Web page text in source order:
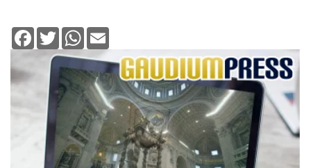
Facebook
TwitterWhatsApp